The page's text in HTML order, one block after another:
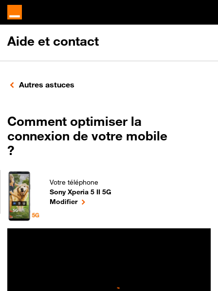
Aide et contact
Autres astuces
Comment optimiser la
connexion de votre mobile
?
Votre téléphone
Sony Xperia 5 II 5G
Comment optimiser la connexion de votre mobile
Modifierle téléphone sélectionné